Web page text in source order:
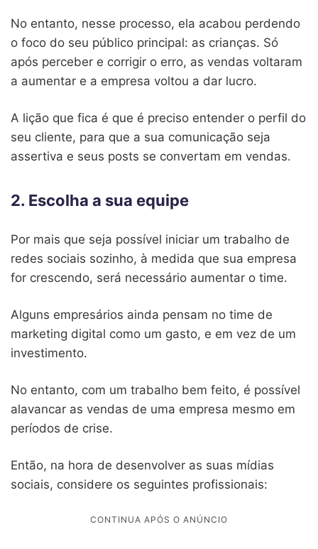
No entanto, nesse processo, ela acabou perdendo
o foco do seu público principal: as crianças. Só
após perceber e corrigir o erro, as vendas voltaram
a aumentar e a empresa voltou a dar lucro.
A lição que fica é que é preciso entender o perfil do
seu cliente, para que a sua comunicação seja
assertiva e seus posts se convertam em vendas.
2. Escolha a sua equipe
Por mais que seja possível iniciar um trabalho de
redes sociais sozinho, à medida que sua empresa
for crescendo, será necessário aumentar o time.
Alguns empresários ainda pensam no time de
marketing digital como um gasto, e em vez de um
investimento.
No entanto, com um trabalho bem feito, é possível
alavancar as vendas de uma empresa mesmo em
períodos de crise.
Então, na hora de desenvolver as suas mídias
sociais, considere os seguintes profissionais: